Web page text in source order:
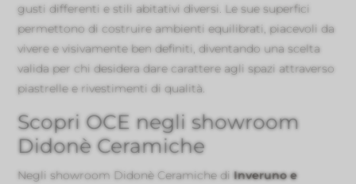
gusti differenti e stili abitativi diversi. Le sue superfici
permettono di costruire ambienti equilibrati, piacevoli da
vivere e visivamente ben definiti, diventando una scelta
valida per chi desidera dare carattere agli spazi attraverso
piastrelle e rivestimenti di qualità.
Scopri OCE negli showroom
Didonè Ceramiche
Negli showroom Didonè Ceramiche diInveruno e